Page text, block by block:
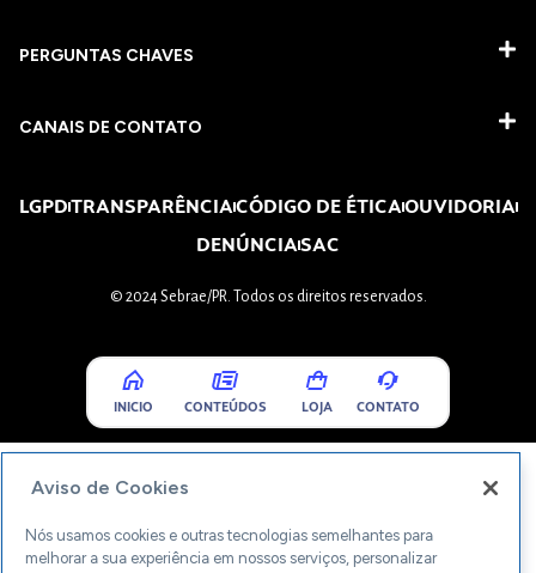
PERGUNTAS CHAVES​
CANAIS DE CONTATO
LGPDTRANSPARÊNCIACÓDIGO DE ÉTICAOUVIDORIA
DENÚNCIASAC
© 2024 Sebrae/PR. Todos os direitos reservados.
INICIO CONTEÚDOS LOJA CONTATO
Aviso de Cookies
Nós usamos cookies e outras tecnologias semelhantes para
melhorar a sua experiência em nossos serviços, personalizar